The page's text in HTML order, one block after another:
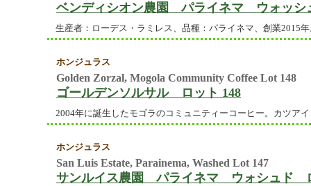
ベンディシオン農園 パライネマ ウォッシ
生産者：ローデス・ラミレス、品種：パライネマ、創業2015
ホンジュラス
Golden Zorzal, Mogola Community Coffee Lot 148
ゴールデンソルサル ロット 148
2004年に誕生したモゴラのコミュニティーコーヒー。カツア
ホンジュラス
San Luis Estate, Parainema, Washed Lot 147
サンルイス農園 パライネマ ウォシュド